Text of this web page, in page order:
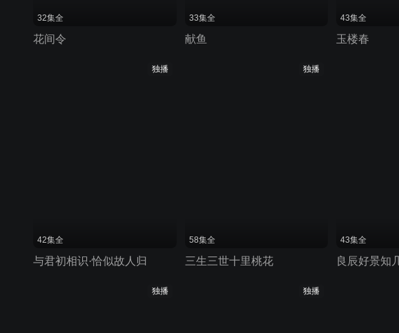
32集全
花间令
33集全
献鱼
43集全
玉楼春
独播
42集全
与君初相识·恰似故人归
独播
58集全
三生三世十里桃花
43集全
良辰好景知
独播 独播